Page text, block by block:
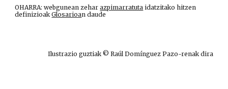
OHARRA: webgunean zeharazpimarratuta idatzitako hitzen
definizioakGlosarioan daude
Ilustrazio guztiak © Raúl Domínguez Pazo-renak dira